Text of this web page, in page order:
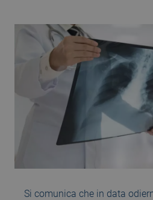
Si comunica che in data